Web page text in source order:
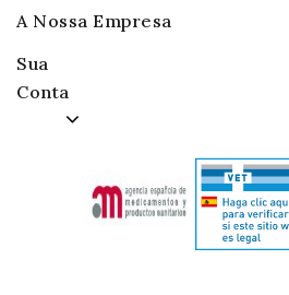
A Nossa Empresa
Sua
Conta